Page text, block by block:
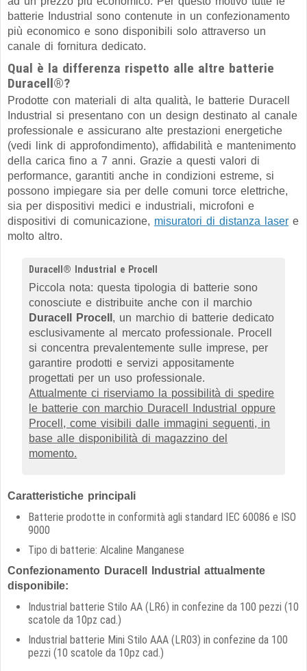
batterie Industrial sono contenute in un confezionamento
più economico e sono disponibili solo attraverso un
canale di fornitura dedicato.
Qual è la differenza rispetto alle altre batterie
Duracell®?
Prodotte con materiali di alta qualità, le batterie Duracell
Industrial si presentano con un design destinato al canale
professionale e assicurano alte prestazioni energetiche
(vedi link di approfondimento), affidabilità e mantenimento
della carica fino a 7 anni. Grazie a questi valori di
performance, garantiti anche in condizioni estreme, si
possono impiegare sia per delle comuni torce elettriche,
sia per dispositivi medici e industriali, microfoni e
dispositivi di comunicazione, misuratori di distanza laser e
molto altro.
Duracell® Industrial e Procell
Piccola nota: questa tipologia di batterie sono
conosciute e distribuite anche con il marchio
Duracell Procell , un marchio di batterie dedicato
esclusivamente al mercato professionale. Procell
si concentra prevalentemente sulle imprese, per
garantire prodotti e servizi appositamente
progettati per un uso professionale.
Attualmente ci riserviamo la possibilità di spedire
le batterie con marchio Duracell Industrial oppure
Procell, come visibili dalle immagini seguenti, in
base alle disponibilità di magazzino del
momento.
Caratteristiche principali
Batterie prodotte in conformità agli standard IEC 60086 e ISO
9000
Tipo di batterie: Alcaline Manganese
Confezionamento Duracell Industrial attualmente
disponibile:
Industrial batterie Stilo AA (LR6) in confezine da 100 pezzi (10
scatole da 10pz cad.)
Industrial batterie Mini Stilo AAA (LR03) in confezine da 100
pezzi (10 scatole da 10pz cad.)